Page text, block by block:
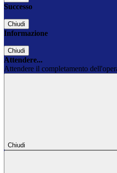
Successo
Chiudi
Informazione
Chiudi
Attendere...
Attendere il completamento
Chiudi